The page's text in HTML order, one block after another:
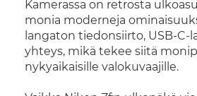
Kamerassa on retrosta
monia moderneja
langaton tiedonsiirto, USB-C-
yhteys, mikä tekee siitä
nykyaikaisille valokuvaajille.